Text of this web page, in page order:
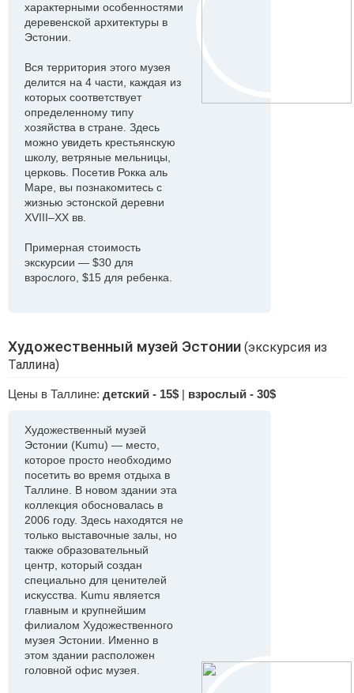
характерными особенностями
деревенской архитектуры в
Эстонии.
Вся территория этого музея
делится на 4 части, каждая из
которых соответствует
определенному типу
хозяйства в стране. Здесь
можно увидеть крестьянскую
школу, ветряные мельницы,
церковь. Посетив Рокка аль
Маре, вы познакомитесь с
жизнью эстонской деревни
XVIII–XX вв.
Примерная стоимость
экскурсии — $30 для
взрослого, $15 для ребенка.
Художественный музей Эстонии (экскурсия из
Таллина)
Цены в Таллине: детский - 15$ | взрослый - 30$
Художественный музей
Эстонии (Kumu) — место,
которое просто необходимо
посетить во время отдыха в
Таллине. В новом здании эта
коллекция обосновалась в
2006 году. Здесь находятся не
только выставочные залы, но
также образовательный
центр, который создан
специально для ценителей
искусства. Kumu является
главным и крупнейшим
филиалом Художественного
музея Эстонии. Именно в
этом здании расположен
головной офис музея.